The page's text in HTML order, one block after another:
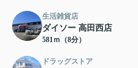
生活雑貨店
ダイソー 高田西店
581ｍ（8分）
ドラッグストア